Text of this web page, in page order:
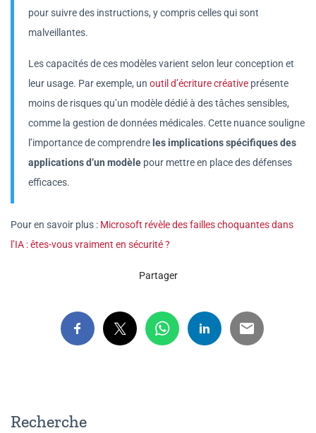
pour suivre des instructions, y compris celles qui sont
malveillantes.
Les capacités de ces modèles varient selon leur conception et
leur usage. Par exemple, un outil d’écriture créative présente
moins de risques qu’un modèle dédié à des tâches sensibles,
comme la gestion de données médicales. Cette nuance souligne
l’importance de comprendre les implications spécifiques des
applications d’un modèle pour mettre en place des défenses
efficaces.
Pour en savoir plus : Microsoft révèle des failles choquantes dans
l’IA : êtes-vous vraiment en sécurité ?
Partager
Recherche